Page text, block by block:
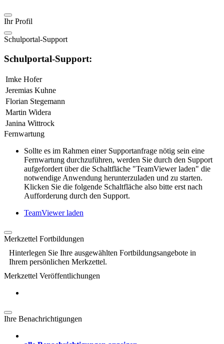
Ihr Profil
Schulportal-Support
Schulportal-Support:
Imke Hofer
Jeremias Kuhne
Florian Stegemann
Martin Widera
Janina Wittrock
Fernwartung
Sollte es im Rahmen einer Supportanfrage nötig sein eine
Fernwartung durchzuführen, werden Sie durch den Support
aufgefordert über die Schaltfläche "TeamViewer laden" die
notwendige Anwendung herunterzuladen und zu starten.
Klicken Sie die folgende Schaltfläche also bitte erst nach
Aufforderung durch den Support.
TeamViewer laden
Merkzettel Fortbildungen
Hinterlegen Sie Ihre ausgewählten Fortbildungsangebote in
Ihrem persönlichen Merkzettel.
Merkzettel Veröffentlichungen
Ihre Benachrichtigungen